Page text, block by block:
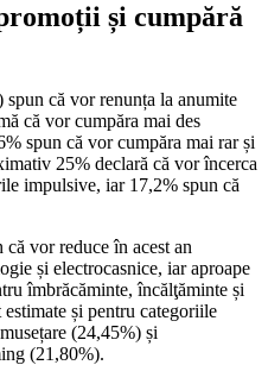
și cumpără
că vor renunța la anumite
că vor cumpăra mai des
spun că vor cumpăra mai rar și
25% declară că vor încerca
impulsive, iar 17,2% spun că
vor reduce în acest an
și electrocasnice, iar aproape
îmbrăcăminte, încălţăminte și
și pentru categoriile
(24,45%) și
(21,80%).